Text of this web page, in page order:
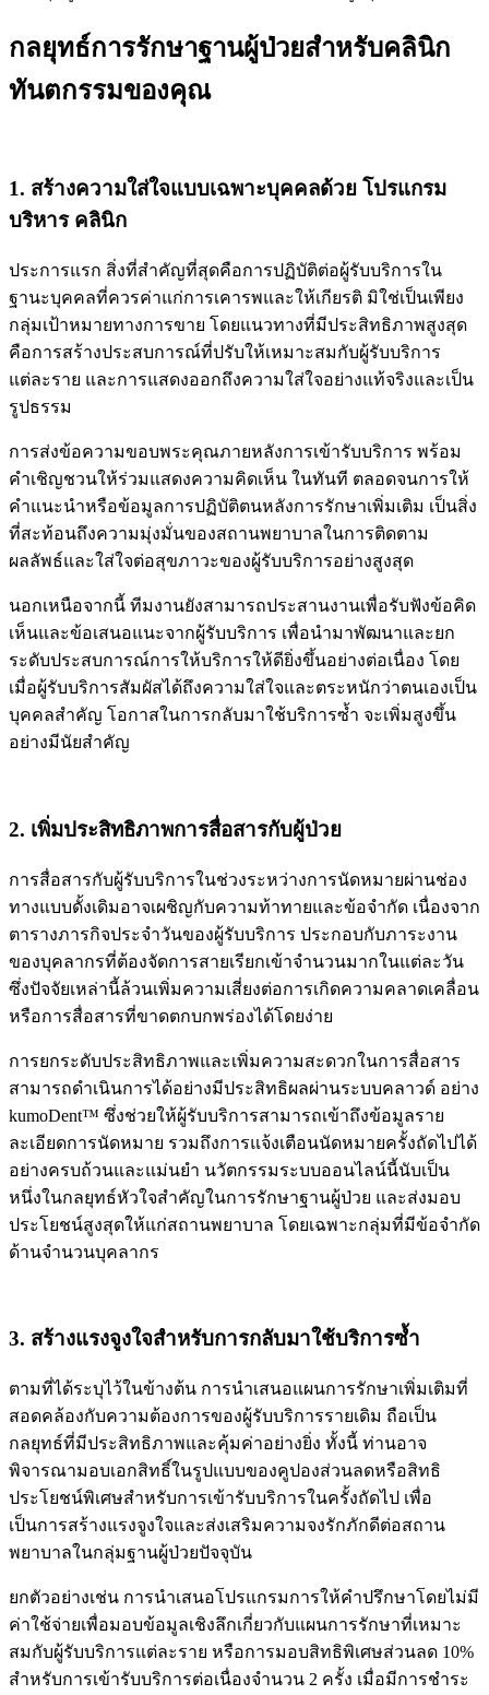
กลยุทธ์การรักษาฐานผู้ป่วยสำหรับคลินิก
ทันตกรรมของคุณ
1. สร้างความใส่ใจแบบเฉพาะบุคคลด้วย โปรแกรม
บริหาร คลินิก
ประการแรก สิ่งที่สำคัญที่สุดคือการปฏิบัติต่อผู้รับบริการใน
ฐานะบุคคลที่ควรค่าแก่การเคารพและให้เกียรติ มิใช่เป็นเพียง
กลุ่มเป้าหมายทางการขาย โดยแนวทางที่มีประสิทธิภาพสูงสุด
คือการสร้างประสบการณ์ที่ปรับให้เหมาะสมกับผู้รับบริการ
แต่ละราย และการแสดงออกถึงความใส่ใจอย่างแท้จริงและเป็น
รูปธรรม
การส่งข้อความขอบพระคุณภายหลังการเข้ารับบริการ พร้อม
คำเชิญชวนให้ร่วมแสดงความคิดเห็น ในทันที ตลอดจนการให้
คำแนะนำหรือข้อมูลการปฏิบัติตนหลังการรักษาเพิ่มเติม เป็นสิ่ง
ที่สะท้อนถึงความมุ่งมั่นของสถานพยาบาลในการติดตาม
ผลลัพธ์และใส่ใจต่อสุขภาวะของผู้รับบริการอย่างสูงสุด
นอกเหนือจากนี้ ทีมงานยังสามารถประสานงานเพื่อรับฟังข้อคิด
เห็นและข้อเสนอแนะจากผู้รับบริการ เพื่อนำมาพัฒนาและยก
ระดับประสบการณ์การให้บริการให้ดียิ่งขึ้นอย่างต่อเนื่อง โดย
เมื่อผู้รับบริการสัมผัสได้ถึงความใส่ใจและตระหนักว่าตนเองเป็น
บุคคลสำคัญ โอกาสในการกลับมาใช้บริการซ้ำ จะเพิ่มสูงขึ้น
อย่างมีนัยสำคัญ
2. เพิ่มประสิทธิภาพการสื่อสารกับผู้ป่วย
การสื่อสารกับผู้รับบริการในช่วงระหว่างการนัดหมายผ่านช่อง
ทางแบบดั้งเดิมอาจเผชิญกับความท้าทายและข้อจำกัด เนื่องจาก
ตารางภารกิจประจำวันของผู้รับบริการ ประกอบกับภาระงาน
ของบุคลากรที่ต้องจัดการสายเรียกเข้าจำนวนมากในแต่ละวัน
ซึ่งปัจจัยเหล่านี้ล้วนเพิ่มความเสี่ยงต่อการเกิดความคลาดเคลื่อน
หรือการสื่อสารที่ขาดตกบกพร่องได้โดยง่าย
การยกระดับประสิทธิภาพและเพิ่มความสะดวกในการสื่อสาร
สามารถดำเนินการได้อย่างมีประสิทธิผลผ่านระบบคลาวด์ อย่าง
kumoDent™ ซึ่งช่วยให้ผู้รับบริการสามารถเข้าถึงข้อมูลราย
ละเอียดการนัดหมาย รวมถึงการแจ้งเตือนนัดหมายครั้งถัดไปได้
อย่างครบถ้วนและแม่นยำ นวัตกรรมระบบออนไลน์นี้นับเป็น
หนึ่งในกลยุทธ์หัวใจสำคัญในการรักษาฐานผู้ป่วย และส่งมอบ
ประโยชน์สูงสุดให้แก่สถานพยาบาล โดยเฉพาะกลุ่มที่มีข้อจำกัด
ด้านจำนวนบุคลากร
3. สร้างแรงจูงใจสำหรับการกลับมาใช้บริการซ้ำ
ตามที่ได้ระบุไว้ในข้างต้น การนำเสนอแผนการรักษาเพิ่มเติมที่
สอดคล้องกับความต้องการของผู้รับบริการรายเดิม ถือเป็น
กลยุทธ์ที่มีประสิทธิภาพและคุ้มค่าอย่างยิ่ง ทั้งนี้ ท่านอาจ
พิจารณามอบเอกสิทธิ์ในรูปแบบของคูปองส่วนลดหรือสิทธิ
ประโยชน์พิเศษสำหรับการเข้ารับบริการในครั้งถัดไป เพื่อ
เป็นการสร้างแรงจูงใจและส่งเสริมความจงรักภักดีต่อสถาน
พยาบาลในกลุ่มฐานผู้ป่วยปัจจุบัน
ยกตัวอย่างเช่น การนำเสนอโปรแกรมการให้คำปรึกษาโดยไม่มี
ค่าใช้จ่ายเพื่อมอบข้อมูลเชิงลึกเกี่ยวกับแผนการรักษาที่เหมาะ
สมกับผู้รับบริการแต่ละราย หรือการมอบสิทธิพิเศษส่วนลด 10%
สำหรับการเข้ารับบริการต่อเนื่องจำนวน 2 ครั้ง เมื่อมีการชำระ